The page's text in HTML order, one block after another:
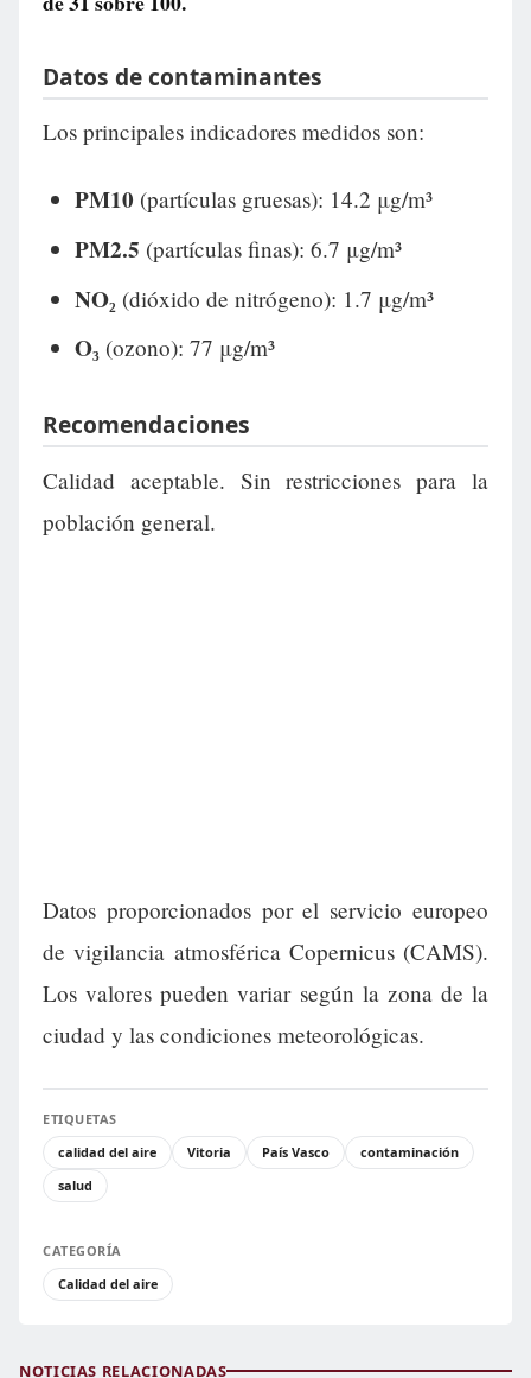
Datos de contaminantes
Los principales indicadores medidos son:
PM10 (partículas gruesas): 14.2 μg/m³
PM2.5 (partículas finas): 6.7 μg/m³
NO₂ (dióxido de nitrógeno): 1.7 μg/m³
O₃ (ozono): 77 μg/m³
Recomendaciones
Calidad aceptable. Sin restricciones para la
población general.
Datos proporcionados por el servicio europeo
de vigilancia atmosférica Copernicus (CAMS).
Los valores pueden variar según la zona de la
ciudad y las condiciones meteorológicas.
ETIQUETAS
calidad del aire
Vitoria País Vasco
contaminación
salud
CATEGORÍA
Calidad del aire
NOTICIAS RELACIONADAS